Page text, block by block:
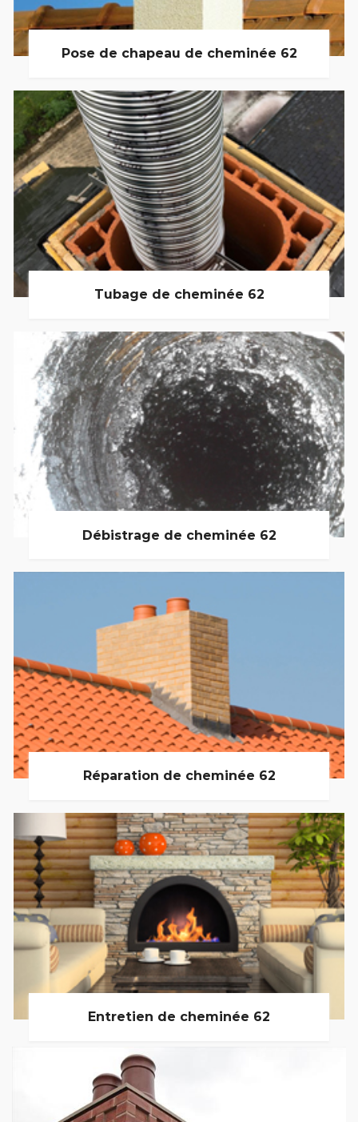
Pose de chapeau de cheminée 62
Tubage de cheminée 62
Débistrage de cheminée 62
Réparation de cheminée 62
Entretien de cheminée 62